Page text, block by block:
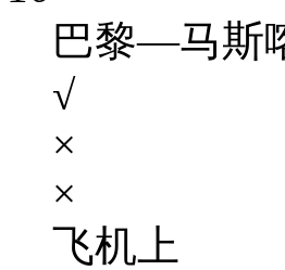
巴黎—马斯
√
×
×
飞机上